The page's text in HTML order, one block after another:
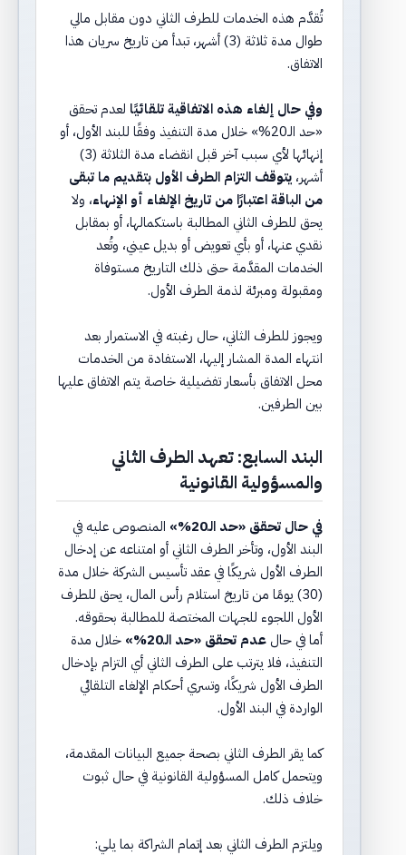
تُقدَّم هذه الخدمات للطرف الثاني دون مقابل مالي
طوال مدة ثلاثة (3) أشهر، تبدأ من تاريخ سريان هذا
الاتفاق.
وفي حال إلغاء هذه الاتفاقية تلقائيًا لعدم تحقق
«حد الـ20%» خلال مدة التنفيذ وفقًا للبند الأول، أو
إنهائها لأي سبب آخر قبل انقضاء مدة الثلاثة (3)
أشهر، يتوقف التزام الطرف الأول بتقديم ما تبقى
من الباقة اعتبارًا من تاريخ الإلغاء أو الإنهاء، ولا
يحق للطرف الثاني المطالبة باستكمالها، أو بمقابل
نقدي عنها، أو بأي تعويض أو بديل عيني، وتُعد
الخدمات المقدَّمة حتى ذلك التاريخ مستوفاة
ومقبولة ومبرئة لذمة الطرف الأول.
ويجوز للطرف الثاني، حال رغبته في الاستمرار بعد
انتهاء المدة المشار إليها، الاستفادة من الخدمات
محل الاتفاق بأسعار تفضيلية خاصة يتم الاتفاق عليها
بين الطرفين.
البند السابع: تعهد الطرف الثاني
والمسؤولية القانونية
في حال تحقق «حد الـ20%»
المنصوص عليه في
البند الأول، وتأخر الطرف الثاني أو امتناعه عن إدخال
الطرف الأول شريكًا في عقد تأسيس الشركة خلال مدة
(30) يومًا من تاريخ استلام رأس المال، يحق للطرف
الأول اللجوء للجهات المختصة للمطالبة بحقوقه.
أما في حال عدم تحقق «حد الـ20%»
خلال مدة
التنفيذ، فلا يترتب على الطرف الثاني أي التزام بإدخال
الطرف الأول شريكًا، وتسري أحكام الإلغاء التلقائي
الواردة في البند الأول.
كما يقر الطرف الثاني بصحة جميع البيانات المقدمة،
ويتحمل كامل المسؤولية القانونية في حال ثبوت
خلاف ذلك.
ويلتزم الطرف الثاني بعد إتمام الشراكة بما يلي: